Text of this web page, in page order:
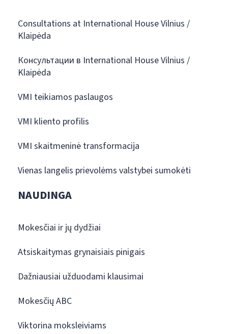
Consultations at International House Vilnius /
Klaipėda
Консультации в International House Vilnius /
Klaipėda
VMI teikiamos paslaugos
VMI kliento profilis
VMI skaitmeninė transformacija
Vienas langelis prievolėms valstybei sumokėti
NAUDINGA
Mokesčiai ir jų dydžiai
Atsiskaitymas grynaisiais pinigais
Dažniausiai užduodami klausimai
Mokesčių ABC
Viktorina moksleiviams